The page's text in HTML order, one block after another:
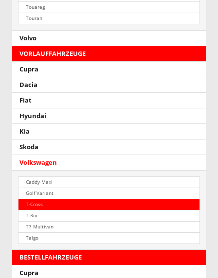
Touareg
Touran
Volvo
VORLAUFFAHRZEUGE
Cupra
Dacia
Fiat
Hyundai
Kia
Skoda
Volkswagen
Caddy Maxi
Golf Variant
T-Cross
T-Roc
T7 Multivan
Taigo
BESTELLFAHRZEUGE
Cupra